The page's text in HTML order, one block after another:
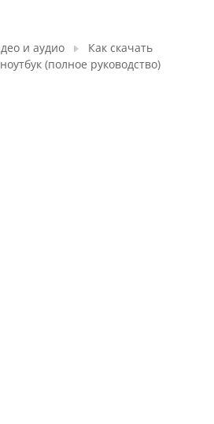
и аудио
Как скачать
(полное руководство)